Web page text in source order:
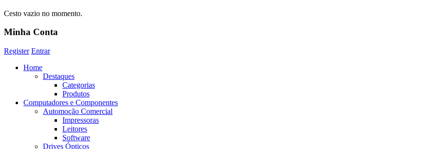
Cesto vazio no momento.
Minha Conta
Register Entrar
Home
Destaques
Categorias
Produtos
Computadores e Componentes
Automoção Comercial
Impressoras
Leitores
Software
Drives Ópticos